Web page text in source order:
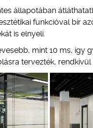
állapotában
funkcióval bír
is elnyeli.
mint 10 ms, így
tervezték,